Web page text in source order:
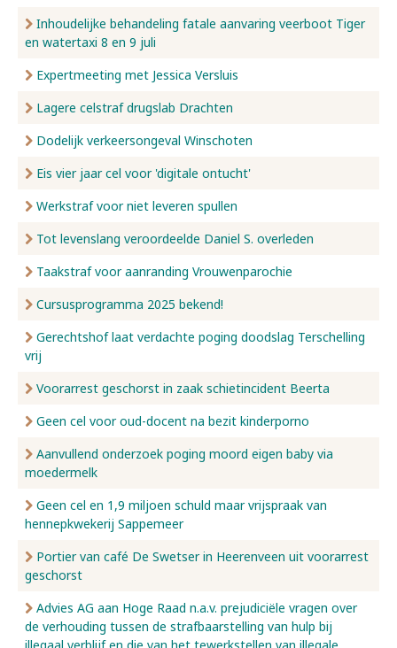
Inhoudelijke behandeling fatale aanvaring veerboot Tiger
en watertaxi 8 en 9 juli
Expertmeeting met Jessica Versluis
Lagere celstraf drugslab Drachten
Dodelijk verkeersongeval Winschoten
Eis vier jaar cel voor 'digitale ontucht'
Werkstraf voor niet leveren spullen
Tot levenslang veroordeelde Daniel S. overleden
Taakstraf voor aanranding Vrouwenparochie
Cursusprogramma 2025 bekend!
Gerechtshof laat verdachte poging doodslag Terschelling
vrij
Voorarrest geschorst in zaak schietincident Beerta
Geen cel voor oud-docent na bezit kinderporno
Aanvullend onderzoek poging moord eigen baby via
moedermelk
Geen cel en 1,9 miljoen schuld maar vrijspraak van
hennepkwekerij Sappemeer
Portier van café De Swetser in Heerenveen uit voorarrest
geschorst
Advies AG aan Hoge Raad n.a.v. prejudiciële vragen over
de verhouding tussen de strafbaarstelling van hulp bij